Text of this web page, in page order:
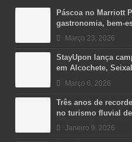
Páscoa no Marriott
gastronomia, bem-
Março 23, 2026
StayUpon lança
em Alcochete,
Março 6, 2026
Três anos de
no turismo fluvial
Janeiro 9, 2026